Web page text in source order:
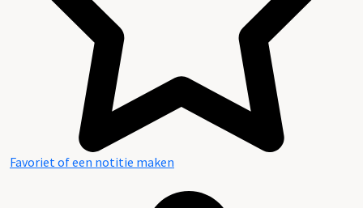
Favoriet of een notitie maken